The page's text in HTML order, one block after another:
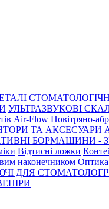
УЛЬТРАЗВУКОВІ
Air-Flow Повітряно-
ТА АКСЕСУАРИ
БОРМАШИНИ -
Відтисні ложки
наконечником
ДЛЯ